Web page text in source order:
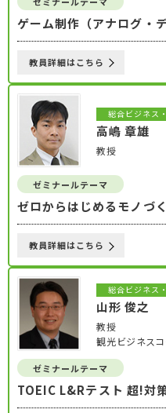
ゲーム制作（アナログ・
教員詳細はこちら
総合ビジネス
高嶋 章雄
教授
ゼミナールテーマ
ゼロからはじめるモノづ
教員詳細はこちら
総合ビジネス
山形 俊之
教授
観光ビジネスコ
ゼミナールテーマ
TOEIC L&Rテスト 超!対